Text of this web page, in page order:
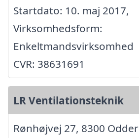
Startdato: 10. maj 2017,
Virksomhedsform:
Enkeltmandsvirksomhed
CVR: 38631691
LR Ventilationsteknik
Rønhøjvej 27, 8300 Odder